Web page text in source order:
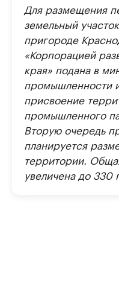
Для размещения
земельный
пригороде
«Корпорацией
края» подана в
промышленности
присвоение
промышленного
Вторую очередь
планируется
территории.
увеличена до 330